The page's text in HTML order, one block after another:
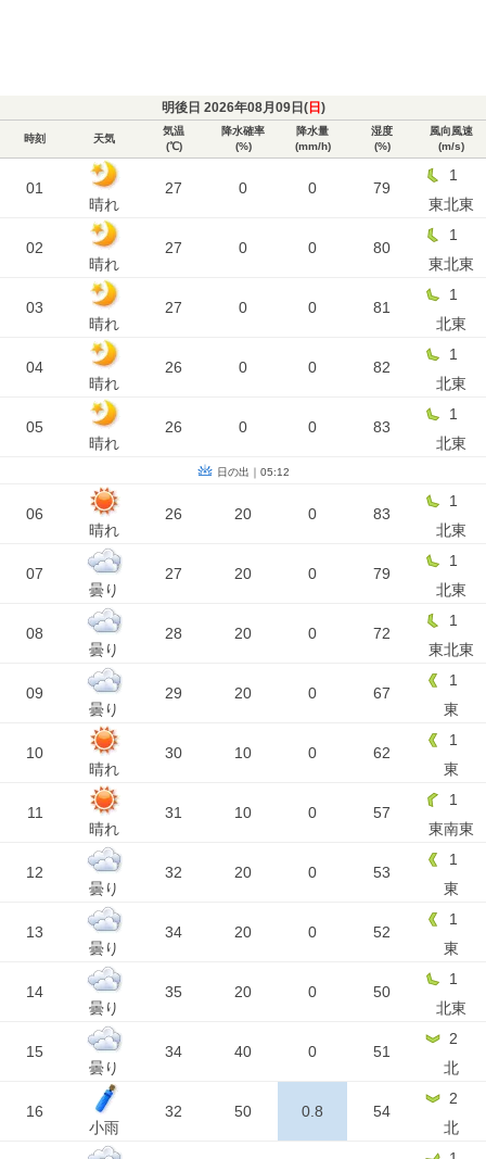
明後日 2026年08月09日(日 )
時刻 天気
気温
(℃)
降水確率
(%)
降水量
(mm/h)
湿度
(%)
風向風速
(m/s)
01
晴れ
27 0 0 79
1
東北東
02
晴れ
27 0 0 80
1
東北東
03
晴れ
27 0 0 81
1
北東
04
晴れ
26 0 0 82
1
北東
05
晴れ
26 0 0 83
1
北東
日の出｜05:12
06
晴れ
26 20 0 83
1
北東
07
曇り
27 20 0 79
1
北東
08
曇り
28 20 0 72
1
東北東
09
曇り
29 20 0 67
1
東
10
晴れ
30 10 0 62
1
東
11
晴れ
31 10 0 57
1
東南東
12
曇り
32 20 0 53
1
東
13
曇り
34 20 0 52
1
東
14
曇り
35 20 0 50
1
北東
15
曇り
34 40 0 51
2
北
16
小雨
32 50 0.8 54
2
北